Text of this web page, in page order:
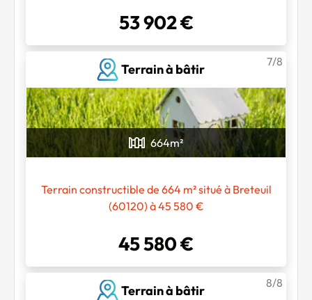
53 902 €
Terrain à bâtir
7/8
664m²
Terrain constructible de 664 m² situé à Breteuil
(60120) à 45 580 €
45 580 €
Terrain à bâtir
8/8